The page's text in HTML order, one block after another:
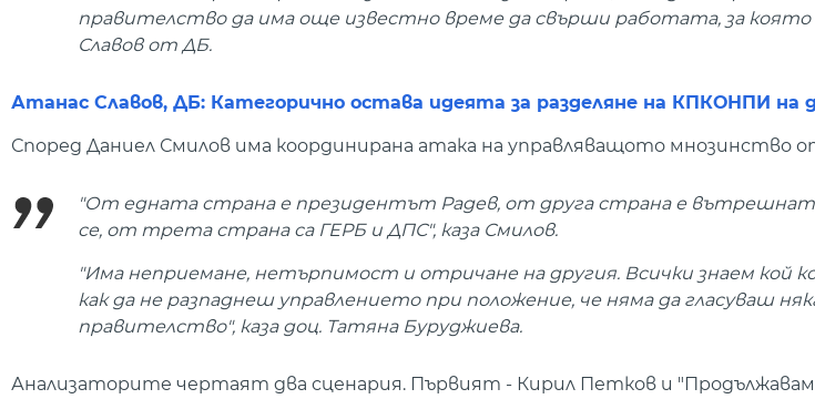
правителство да има още известно време да свърши работата, за която
Славов от ДБ.
Атанас Славов, ДБ: Категорично остава идеята за разделяне на КПКОНПИ на
Според Даниел Смилов има координирана атака на управляващото мнозинство
"От едната страна е президентът Радев, от друга страна е
се, от трета страна са ГЕРБ и ДПС", каза Смилов.
"Има неприемане, нетърпимост и отричане на другия. Всички знаем кой
как да не разпаднеш управлението при положение, че няма да гласуваш
правителство", каза доц. Татяна Буруджиева.
Анализаторите чертаят два сценария. Първият - Кирил Петков и